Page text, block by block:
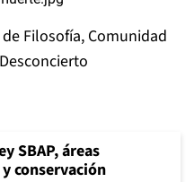
Filosofía, Comunidad
SBAP, áreas
conservación